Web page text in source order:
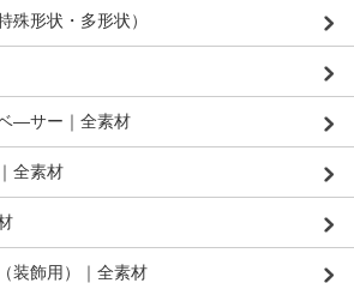
殊形状・多形状）
―サー｜全素材
全素材
装飾用）｜全素材